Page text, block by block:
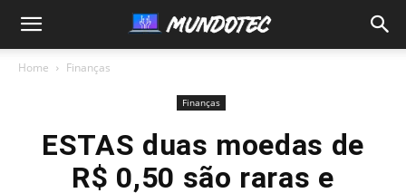
MundoTec
Home Finanças
Finanças
ESTAS duas moedas de
R$ 0,50 são raras e